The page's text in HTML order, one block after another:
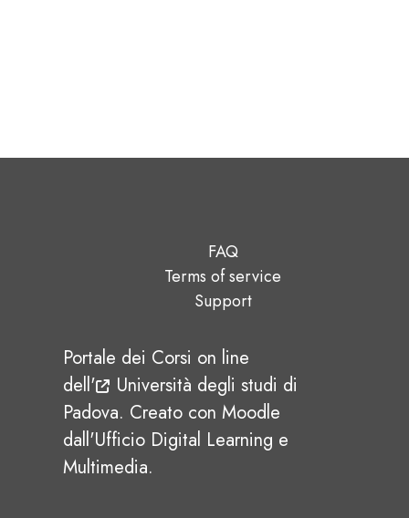
FAQ
Terms of service
Support
Portale dei Corsi on line
dell'
Università degli studi di
Padova. Creato con Moodle
dall'Ufficio Digital Learning e
Multimedia.